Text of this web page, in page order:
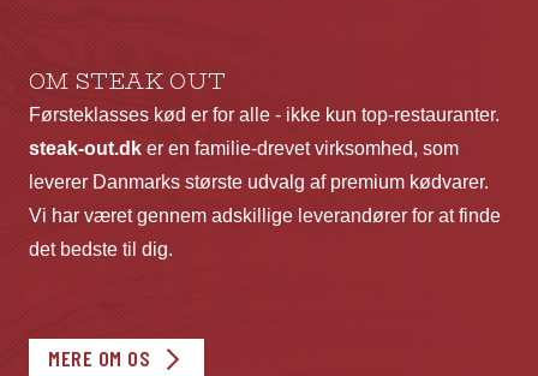
OM STEAK OUT
Førsteklasses kød er for alle - ikke kun top-restauranter.
steak-out.dk er en familie-drevet virksomhed, som
leverer Danmarks største udvalg af premium kødvarer.
Vi har været gennem adskillige leverandører for at finde
det bedste til dig.
MERE OM OS